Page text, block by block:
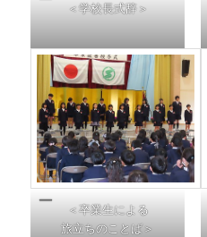
＜学校長式辞＞
＜卒業生による
旅立ちのことば＞